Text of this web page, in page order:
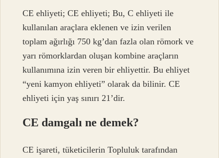
CE ehliyeti; CE ehliyeti; Bu, C ehliyeti ile
kullanılan araçlara eklenen ve izin verilen
toplam ağırlığı 750 kg’dan fazla olan römork ve
yarı römorklardan oluşan kombine araçların
kullanımına izin veren bir ehliyettir. Bu ehliyet
“yeni kamyon ehliyeti” olarak da bilinir. CE
ehliyeti için yaş sınırı 21’dir.
CE damgalı ne demek?
CE işareti, tüketicilerin Topluluk tarafından